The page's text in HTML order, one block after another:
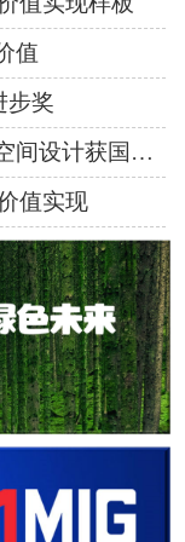
值
步奖
黑龙江“九珍十八品”品牌综合体空间设计获国际奖项
值实现